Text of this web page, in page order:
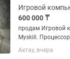
чёрный...
600 000 ₸
продам Игровой
Myskill.
Охлаждение:
Оперативка:
Актау, вчера